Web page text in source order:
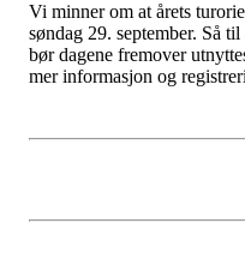
Vi minner om at årets
søndag 29. september. Så
bør dagene fremover
mer informasjon og